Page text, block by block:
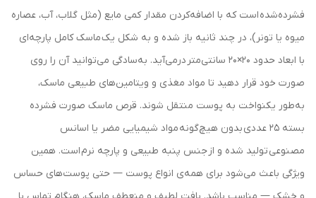
فشرده‌شده است که با اضافه‌کردن مقدار کمی مایع (مثل گلاب، آب، عصاره
میوه یا تونر)، در چند ثانیه باز شده و به شکل یک ماسک کامل پارچه‌ای
با ابعاد حدود 20×20 سانتی‌متر درمی‌آید. به‌سادگی می‌توانید آن را روی
صورت خود قرار دهید تا مواد مغذی و ویتامین‌های طبیعی ماسک،
به‌طور یکنواخت به پوست منتقل شوند. قرص ماسک صورت فشرده
بسته 25 عددی بدون هیچ‌گونه مواد شیمیایی مضر یا اسانس
مصنوعی تولید شده و از جنس پنبه طبیعی و پارچه نرم است. همین
ویژگی باعث می‌شود برای همه‌ی انواع پوست — حتی پوست‌های حساس